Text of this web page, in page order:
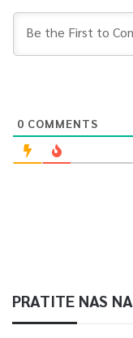
0 COMMENTS
PRATITE NAS NA